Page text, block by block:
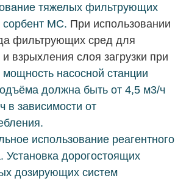
тяжелых фильтрующих
сорбент МС. При использовании
фильтрующих сред для
взрыхления слоя загрузки при
мощность насосной станции
должна быть от 4,5 м3/ч
в зависимости от
использование реагентного
Установка дорогостоящих
дозирующих систем